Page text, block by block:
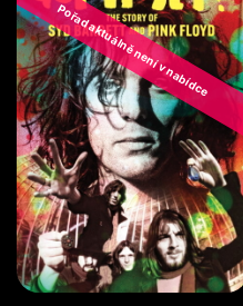
Pořad aktuálně není v nabídce